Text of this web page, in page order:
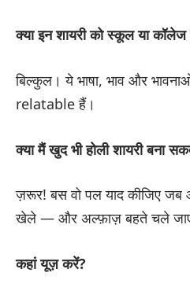
क्या इन शायरी को स्कूल या
बिल्कुल। ये भाषा, भाव और
relatable हैं।
क्या मैं खुद भी होली शायरी बना
ज़रूर! बस वो पल याद कीजिए
खेले — और अल्फ़ाज़ बहते चले
कहां यूज़ करें?